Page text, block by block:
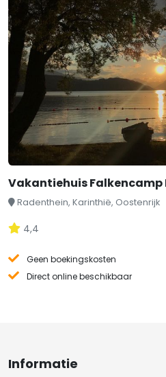
Vakantiehuis Falkencamp
Radenthein, Karinthië, Oostenrijk
4,4
Geen boekingskosten
Direct online beschikbaar
Informatie